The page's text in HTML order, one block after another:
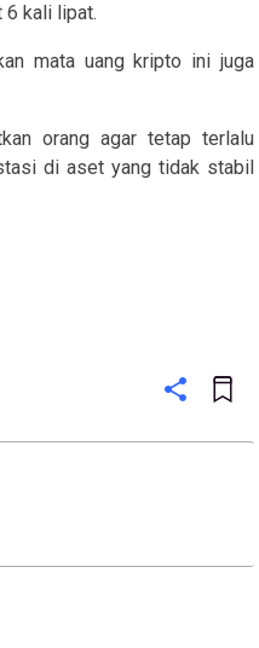
6 kali lipat.
mata uang kripto ini juga
orang agar tetap terlalu
di aset yang tidak stabil